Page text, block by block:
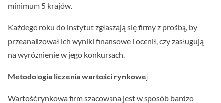
minimum 5 krajów.
Każdego roku do instytut zgłaszają się firmy z prośbą, by
przeanalizował ich wyniki finansowe i ocenił, czy zasługują
na wyróżnienie w jego konkursach.
Metodologia liczenia wartości rynkowej
Wartość rynkowa firm szacowana jest w sposób bardzo